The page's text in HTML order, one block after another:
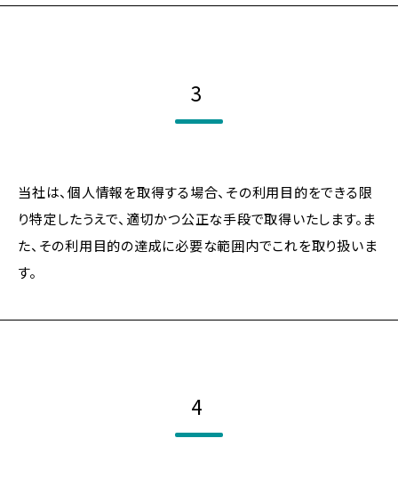
3
当社は、個人情報を取得する場合、その利用目的をできる限
り特定したうえで、適切かつ公正な手段で取得いたします。ま
た、その利用目的の達成に必要な範囲内でこれを取り扱いま
す。
4